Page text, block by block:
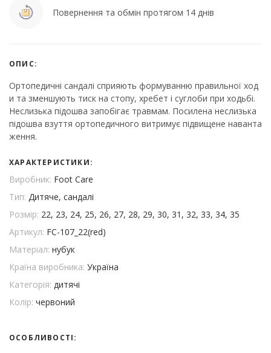
Повернення та обмін протягом 14 днів
ОПИС:
Ортопедичні сандалі сприяють формуванню правильної ход
и та зменшують тиск на стопу, хребет і суглоби при ходьбі.
Неслизька підошва запобігає травмам. Посилена неслизька
підошва взуття ортопедичного витримує підвищене наванта
ження.
ХАРАКТЕРИСТИКИ:
Виробник: Foot Care
Тип: Дитяче, сандалі
Розмір: 22, 23, 24, 25, 26, 27, 28, 29, 30, 31, 32, 33, 34, 35
Артикул: FC-107_22(red)
Матеріал: нубук
Країна виробника: Україна
Категорія: дитячі
Колір: червоний
ОСОБЛИВОСТІ: